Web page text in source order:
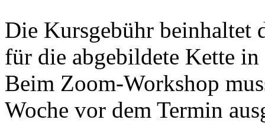
Die Kursgebühr beinhaltet
für die abgebildete Kette
Beim Zoom-Workshop
Woche vor dem Termin